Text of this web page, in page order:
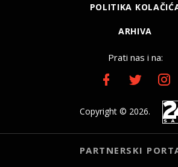
POLITIKA
ARHIVA
Prati nas i na:
Copyright © 2026.
PARTNERSKI